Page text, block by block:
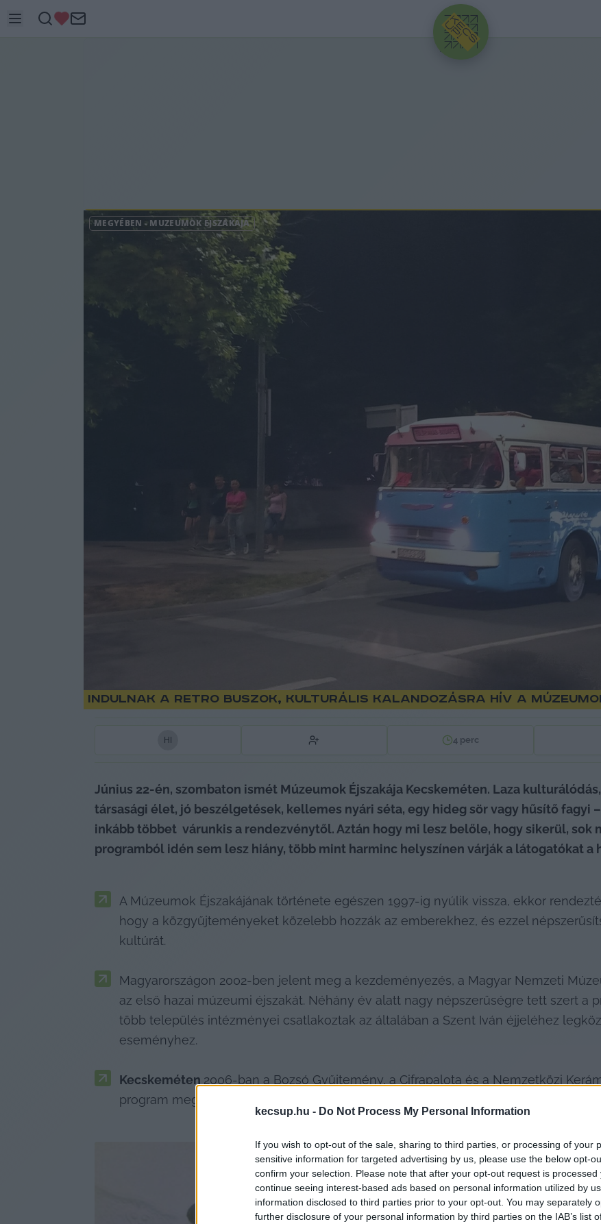
kecsup.hu - Do Not Process My Personal Information
If you wish to opt-out of the sale, sharing to third parties, or processing of your
sensitive information for targeted advertising by us, please use the below opt-
confirm your selection. Please note that after your opt-out request is processed
continue seeing interest-based ads based on personal information utilized by
information disclosed to third parties prior to your opt-out. You may separately
further disclosure of your personal information by third parties on the IAB’s list
HIRDETÉS
MEGYÉBEN - MÚZEUMOK ÉJSZAKÁJA
Indulnak a retro buszok, kulturális kalandozásra hív a
HI 4perc
Június 22-én, szombaton ismét Múzeumok Éjszakája Kecskeméten. Laza
társasági élet, jó beszélgetések, kellemes nyári séta, egy hideg sör vagy hűsítő fagyi
inkább többet várunkis a rendezvénytől. Aztán hogy mi lesz belőle, hogy sikerül, sok
programból idén sem lesz hiány, több mint harminc helyszínen várják a látogatókat a
A Múzeumok Éjszakájának története egészen 1997-ig nyúlik vissza, ekkor
hogy a közgyűjteményeket közelebb hozzák az emberekhez, és ezzel
kultúrát.
Magyarországon 2002-ben jelent meg a kezdeményezés, a Magyar Nemzeti
az első hazai múzeumi éjszakát. Néhány év alatt nagy népszerűségre tett szert a
több település intézményei csatlakoztak az általában a Szent Iván éjjeléhez
eseményhez.
Kecskeméten 2006-ban a Bozsó Gyűjtemény, a Cifrapalota és a Nemzetközi
program megvalósítására, és a hírös városban azóta is ezreket mozgat meg